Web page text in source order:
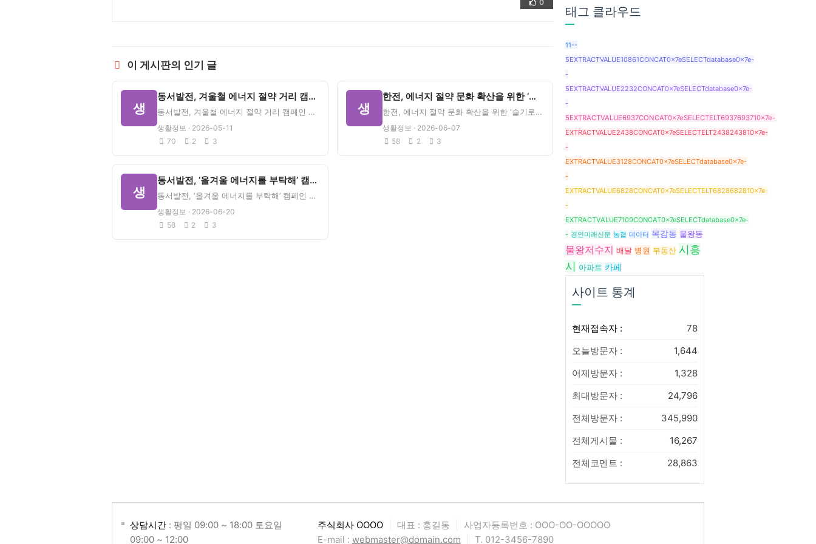
👍 ❤️
0
이 게시판의 인기 글
생
동서발전, 겨울철 에너지 절약 거리 캠페인 시행 - 인사이트에너지뉴스
동서발전, 겨울철 에너지 절약 거리 캠페인 시행&nbsp;&nbsp;인사이트에너지뉴스 원문 보기유용한 생
생활정보 · 2026-05-11
70
2 3
생
한전, 에너지 절약 문화 확산을 위한 ‘슬기로운 전기생활 공모전’ 개최 …
한전, 에너지 절약 문화 확산을 위한 ‘슬기로운 전기생활 공모전’ 개최&nbsp;&nbsp;한국전력신문
생활정보 · 2026-06-07
58
2 3
생
동서발전, ‘올겨울 에너지를 부탁해’ 캠페인 실시 - 경남대학교 대표
동서발전, ‘올겨울 에너지를 부탁해’ 캠페인 실시&nbsp;&nbsp;경남대학교 대표 원문 보기유용한 생
생활정보 · 2026-06-20
58
2 3
태그 클라우드
11--
5EXTRACTVALUE10861CONCAT0x7eSELECTdatabase0x7e-
-
5EXTRACTVALUE2232CONCAT0x7eSELECTdatabase0x7e-
-
5EXTRACTVALUE6937CONCAT0x7eSELECTELT6937693710x7e-
EXTRACTVALUE2438CONCAT0x7eSELECTELT2438243810x7e-
-
EXTRACTVALUE3128CONCAT0x7eSELECTdatabase0x7e-
-
EXTRACTVALUE6828CONCAT0x7eSELECTELT6828682810x7e-
-
EXTRACTVALUE7109CONCAT0x7eSELECTdatabase0x7e-
- 경인미래신문 농협 데이터 목감동 물왕동
물왕저수지 배달 병원 부동산 시흥
시 아파트 카페
사이트 통계
현재접속자 :
78
오늘방문자 :
1,644
어제방문자 :
1,328
최대방문자 :
24,796
전체방문자 :
345,990
전체게시물 :
16,267
전체코멘트 :
28,863
상담시간 : 평일 09:00 ~ 18:00 토요일
09:00 ~ 12:00
주식회사 OOOO 대표 : 홍길동
사업자등록번호 : OOO-OO-OOOOO
E-mail : webmaster@domain.com T. 012-3456-7890